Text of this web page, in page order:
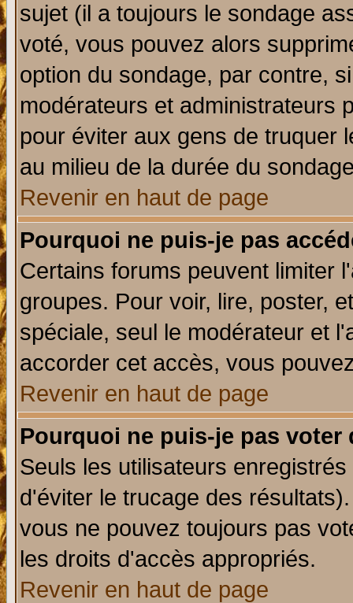
sujet (il a toujours le sondage
voté, vous pouvez alors
option du sondage, par contre,
modérateurs et administrateurs
pour éviter aux gens de truquer
au milieu de la durée du
Revenir en haut de page
Pourquoi ne puis-je pas
Certains forums peuvent limiter
groupes. Pour voir, lire, poster,
spéciale, seul le modérateur et
accorder cet accès, vous
Revenir en haut de page
Pourquoi ne puis-je pas voter
Seuls les utilisateurs
d'éviter le trucage des
vous ne pouvez toujours pas
les droits d'accès appropriés.
Revenir en haut de page